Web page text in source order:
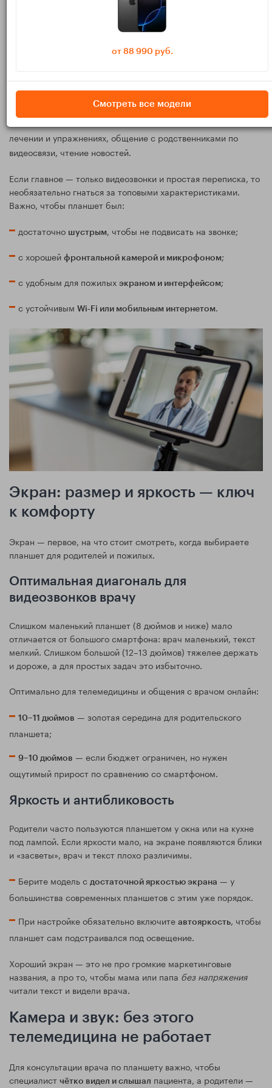
анализа, снимка, выписки; ответы врачу в чате.
Запись на приём и просмотр направлений.Через сайты и
приложения поликлиник, страховых или госуслуг.
просмотр роликов о
лечении и упражнениях, общение с родственниками по
видеосвязи, чтение новостей.
Если главное — только видеозвонки и простая переписка, то
необязательно гнаться за топовыми характеристиками.
Важно, чтобы планшет был:
достаточно шустрым, чтобы не подвисать на звонке;
с хорошей фронтальной камерой и микрофоном;
с удобным для пожилых экраном и интерфейсом;
с устойчивым Wi‑Fi или мобильным интернетом.
Экран: размер и яркость — ключ
к комфорту
Экран — первое, на что стоит смотреть, когда выбираете
планшет для родителей и пожилых.
Оптимальная диагональ для
видеозвонков врачу
Слишком маленький планшет (8 дюймов и ниже) мало
отличается от большого смартфона: врач маленький, текст
мелкий. Слишком большой (12–13 дюймов) тяжелее держать
и дороже, а для простых задач это избыточно.
Оптимально для телемедицины и общения с врачом онлайн:
10–11 дюймов — золотая середина для родительского
планшета;
9–10 дюймов — если бюджет ограничен, но нужен
ощутимый прирост по сравнению со смартфоном.
Яркость и антибликовость
Родители часто пользуются планшетом у окна или на кухне
под лампой. Если яркости мало, на экране появляются блики
и «засветы», врач и текст плохо различимы.
Берите модель с достаточной яркостью экрана — у
большинства современных планшетов с этим уже порядок.
При настройке обязательно включите автояркость, чтобы
планшет сам подстраивался под освещение.
Хороший экран — это не про громкие маркетинговые
названия, а про то, чтобы мама или папа без напряжения
читали текст и видели врача.
Камера и звук: без этого
телемедицина не работает
Для консультации врача по планшету важно, чтобы
специалист чётко видел и слышал пациента, а родители —
от 88 990 руб.
Смотреть все модели